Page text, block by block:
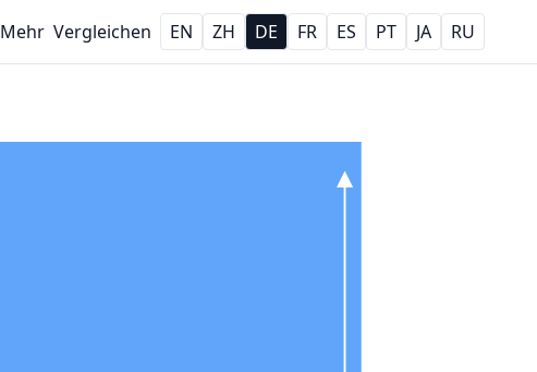
Mehr Vergleichen EN ZH DE FR ES PT JA RU